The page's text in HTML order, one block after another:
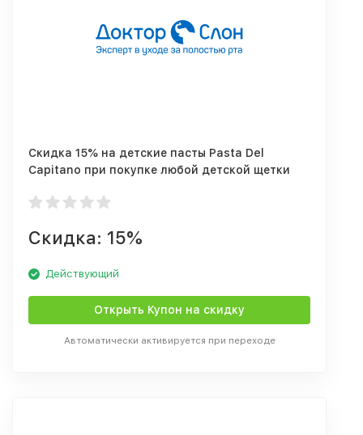
Скидка 15% на детские пасты Pasta Del
Capitano при покупке любой детской щетки
Скидка: 15%
Действующий
Открыть Купон на скидку
Автоматически активируется при переходе